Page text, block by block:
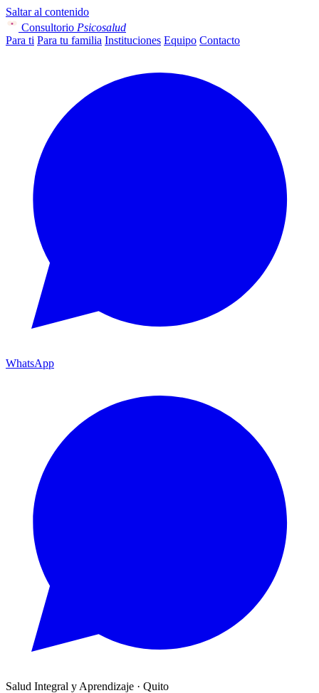
Saltar al contenido
Consultorio Psicosalud
Para ti Para tu familia Instituciones Equipo Contacto
WhatsApp
Salud Integral y Aprendizaje · Quito